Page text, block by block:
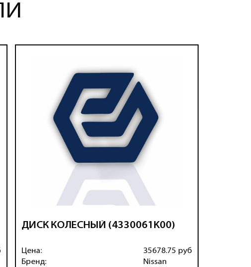
ДИСК КОЛЕСНЫЙ (4330061K00)
Цена:
Бренд:
35678.75 руб
Nissan